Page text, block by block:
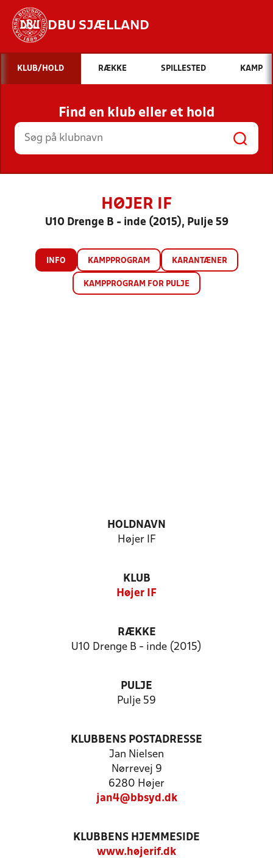
DBU SJÆLLAND
Hvad vil du søge efter?
INDHOLD OG NYHEDER
STILLINGER, RESULTATER, KLUBBER OG
HOLD
KLUB/HOLD RÆKKE SPILLESTED KAMP
Find en klub eller et hold
HØJER IF
U10 Drenge B - inde (2015), Pulje 59
INFO KAMPPROGRAM KARANTÆNER
KAMPPROGRAM FOR PULJE
HOLDNAVN
Højer IF
KLUB
Højer IF
RÆKKE
U10 Drenge B - inde (2015)
PULJE
Pulje 59
KLUBBENS POSTADRESSE
Jan Nielsen
Nørrevej 9
6280 Højer
jan4@bbsyd.dk
KLUBBENS HJEMMESIDE
www.højerif.dk